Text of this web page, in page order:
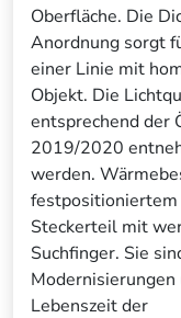
Oberfläche. Die
Anordnung sorgt
einer Linie mit
Objekt. Die
entsprechend der
2019/2020
werden.
Steckerteil mit
Suchfinger. Sie
Lebenszeit der